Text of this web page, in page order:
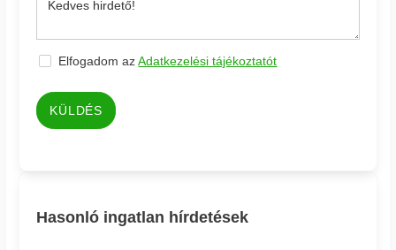
Elfogadom azAdatkezelési tájékoztatót
KÜLDÉS
Hasonló ingatlan hírdetések